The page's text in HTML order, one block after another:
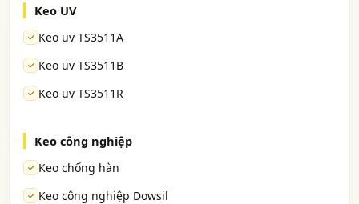
Keo UV
Keo uv TS3511A
Keo uv TS3511B
Keo uv TS3511R
Keo công nghiệp
Keo chống hàn
Keo công nghiệp Dowsil